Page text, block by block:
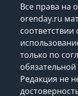
Все права на
orenday.ru
только по
Редакция не